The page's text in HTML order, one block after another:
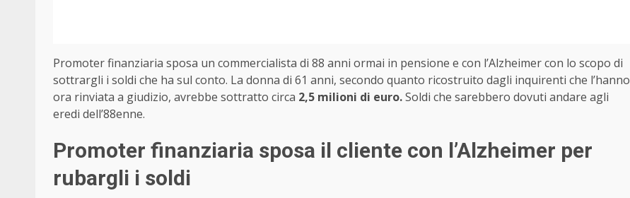
Promoter finanziaria sposa un commercialista di 88 anni ormai in pensione e con l’Alzheimer con lo scopo di
sottrargli i soldi che ha sul conto. La donna di 61 anni, secondo quanto ricostruito dagli inquirenti che l’hanno
ora rinviata a giudizio, avrebbe sottratto circa 2,5 milioni di euro.Soldi che sarebbero dovuti andare agli
eredi dell’88enne.
Promoter finanziaria sposa il cliente con l’Alzheimer per
rubargli i soldi